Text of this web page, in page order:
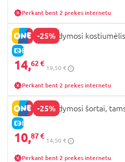
Perkant bent 2 prekes internetu
-25%
E-KAINA
LEMON maudymosi
14,62 €
19,50 €
Perkant bent 2 prekes internetu
-25%
E-KAINA
LEMON maudymosi šortai,
10,87 €
14,50 €
Perkant bent 2 prekes internetu